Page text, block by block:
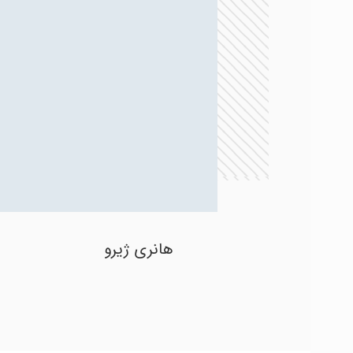
هانری ژیرو